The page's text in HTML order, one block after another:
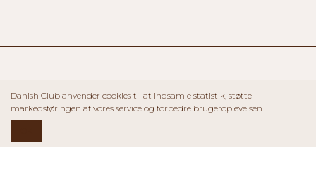
Danish Club anvender cookies til at indsamle statistik, støtte
markedsføringen af vores service og forbedre brugeroplevelsen.